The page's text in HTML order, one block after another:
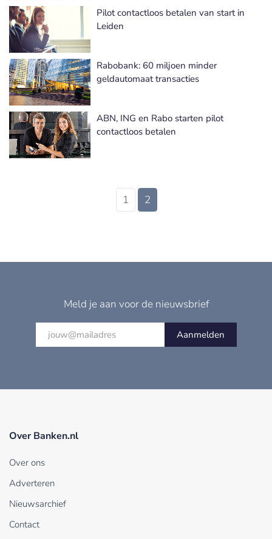
Pilot contactloos betalen van start in
Leiden
Rabobank: 60 miljoen minder
geldautomaat transacties
ABN, ING en Rabo starten pilot
contactloos betalen
1 2
Meld je aan voor de nieuwsbrief
Aanmelden
Over Banken.nl
Over ons
Adverteren
Nieuwsarchief
Contact